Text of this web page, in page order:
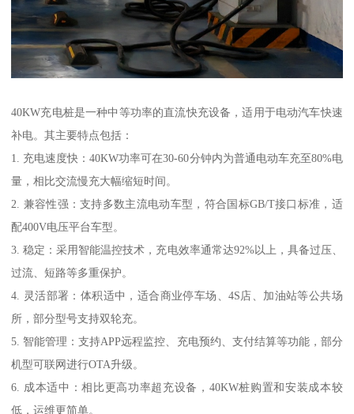
40KW充电桩是一种中等功率的直流快充设备，适用于电动汽车快速
补电。其主要特点包括：
1. 充电速度快：40KW功率可在30-60分钟内为普通电动车充至80%电
量，相比交流慢充大幅缩短时间。
2. 兼容性强：支持多数主流电动车型，符合国标GB/T接口标准，适
配400V电压平台车型。
3. 稳定：采用智能温控技术，充电效率通常达92%以上，具备过压、
过流、短路等多重保护。
4. 灵活部署：体积适中，适合商业停车场、4S店、加油站等公共场
所，部分型号支持双轮充。
5. 智能管理：支持APP远程监控、充电预约、支付结算等功能，部分
机型可联网进行OTA升级。
6. 成本适中：相比更高功率超充设备，40KW桩购置和安装成本较
低，运维更简单。